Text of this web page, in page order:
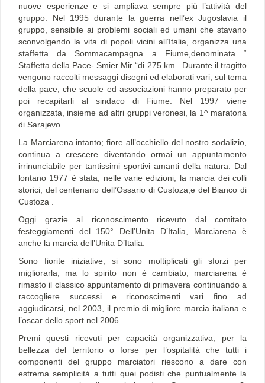
nuove esperienze e si ampliava sempre più l’attività del
gruppo. Nel 1995 durante la guerra nell’ex Jugoslavia il
gruppo, sensibile ai problemi sociali ed umani che stavano
sconvolgendo la vita di popoli vicini all’Italia, organizza una
staffetta da Sommacampagna a Fiume,denominata “
Staffetta della Pace- Smier Mir “di 275 km . Durante il tragitto
vengono raccolti messaggi disegni ed elaborati vari, sul tema
della pace, che scuole ed associazioni hanno preparato per
poi recapitarli al sindaco di Fiume. Nel 1997 viene
organizzata, insieme ad altri gruppi veronesi, la 1^ maratona
di Sarajevo.
La Marciarena intanto; fiore all’occhiello del nostro sodalizio,
continua a crescere diventando ormai un appuntamento
irrinunciabile per tantissimi sportivi amanti della natura. Dal
lontano 1977 è stata, nelle varie edizioni, la marcia dei colli
storici, del centenario dell’Ossario di Custoza,e del Bianco di
Custoza .
Oggi grazie al riconoscimento ricevuto dal comitato
festeggiamenti del 150° Dell’Unita D’Italia, Marciarena è
anche la marcia dell’Unita D’Italia.
Sono fiorite iniziative, si sono moltiplicati gli sforzi per
migliorarla, ma lo spirito non è cambiato, marciarena è
rimasto il classico appuntamento di primavera continuando a
raccogliere successi e riconoscimenti vari fino ad
aggiudicarsi, nel 2003, il premio di migliore marcia italiana e
l’oscar dello sport nel 2006.
Premi questi ricevuti per capacità organizzativa, per la
bellezza del territorio o forse per l’ospitalità che tutti i
componenti del gruppo marciatori riescono a dare con
estrema semplicità a tutti quei podisti che puntualmente la